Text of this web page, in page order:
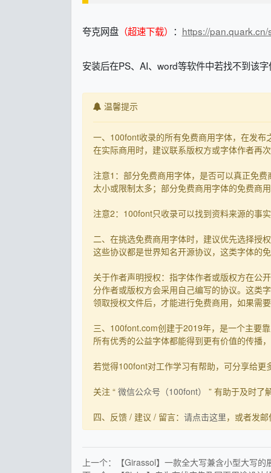
夸克网盘（超速下载） ： https://
安装后在PS、AI、word等软件中若找不到该
温馨提示
一、100font收录的所有免费商用字体，在发
在实际商用时，建议联系版权方或字体作者再
注意1：部分免费商用字体，是否可以真正免
太小或限制太多；部分免费商用字体的免费商
注意2：100font只收录可以找到资料来源的事
二、在挑选免费商用字体时，建议优先选择授
这些协议都是世界知名开源协议，这类字体的
关于作者声明授权：指字体作者或版权方在公
分作者或版权方会采用自己编写的协议。这类
领取授权文件后，才能进行免费商用，如果需
三、100font.com创建于2019年，是一个主要
所有优秀的公益字体都能得到更有价值的传播
若觉得100font对工作学习有帮助，可分享给更
关注 “ 微信公众号（100font） ” 有助于及时了
四、反馈 / 建议 / 留言： 请点击这里，或者发
上一个：【Girassol】一款全大写兼含小型大写的